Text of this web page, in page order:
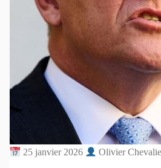
25 janvier 2026 Olivier